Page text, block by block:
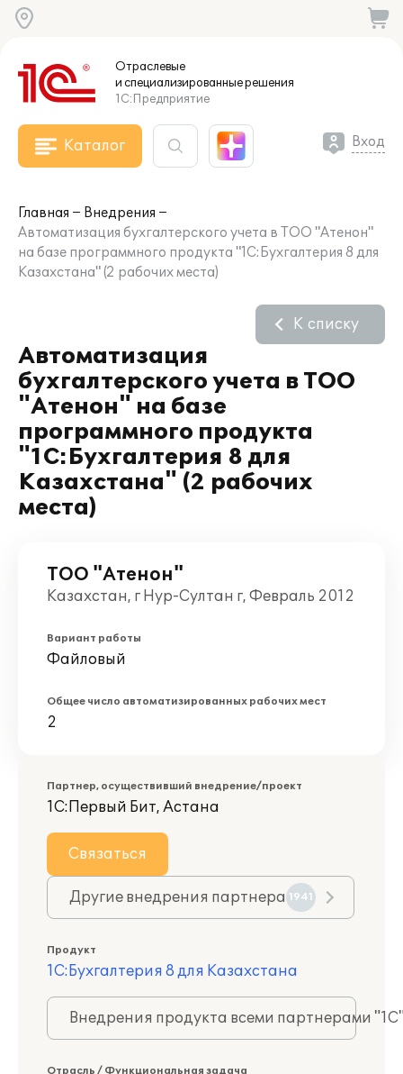
Отраслевые
и специализированныерешения
1С:Предприятие
Каталог Вход
Главная
Внедрения
Автоматизация бухгалтерского учета в ТОО "Атенон"
на базе программного продукта "1С:Бухгалтерия 8 для
Казахстана" (2 рабочих места)
Автоматизация
бухгалтерского учета в ТОО
"Атенон" на базе
программного продукта
"1С:Бухгалтерия 8 для
Казахстана" (2 рабочих
места)
К списку
ТОО "Атенон"
Казахстан, г Нур-Султан г, Февраль 2012
Вариант работы
Файловый
Общее число автоматизированных рабочих мест
2
Партнер, осуществивший внедрение/проект
1С:Первый Бит, Астана
Связаться
Другие внедрения партнера 1941
Продукт
1С:Бухгалтерия 8 для Казахстана
Внедрения продукта всеми партнерами
Отрасль / Функциональная задача